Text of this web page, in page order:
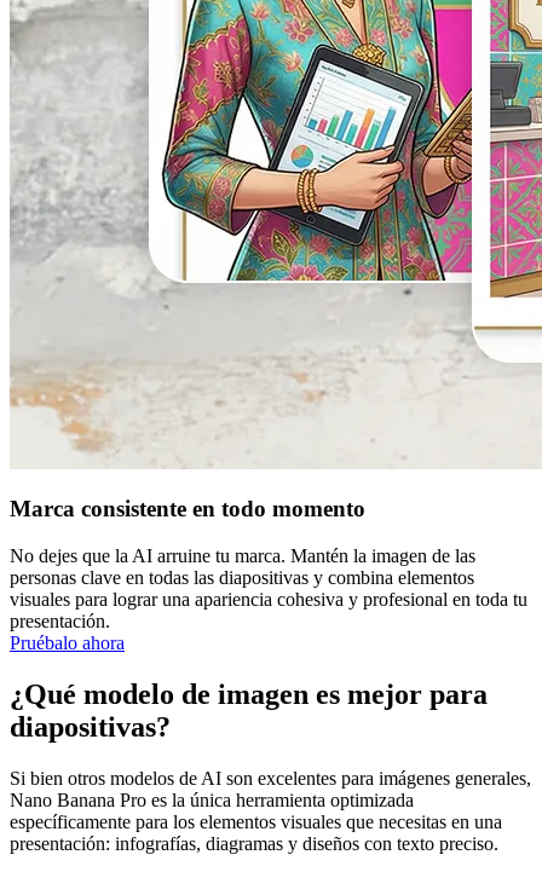
Marca consistente en todo momento
No dejes que la AI arruine tu marca. Mantén la imagen de las
personas clave en todas las diapositivas y combina elementos
visuales para lograr una apariencia cohesiva y profesional en toda tu
presentación.
Pruébalo ahora
¿Qué modelo de imagen es mejor para
diapositivas?
Si bien otros modelos de AI son excelentes para imágenes generales,
Nano Banana Pro es la única herramienta optimizada
específicamente para los elementos visuales que necesitas en una
presentación: infografías, diagramas y diseños con texto preciso.